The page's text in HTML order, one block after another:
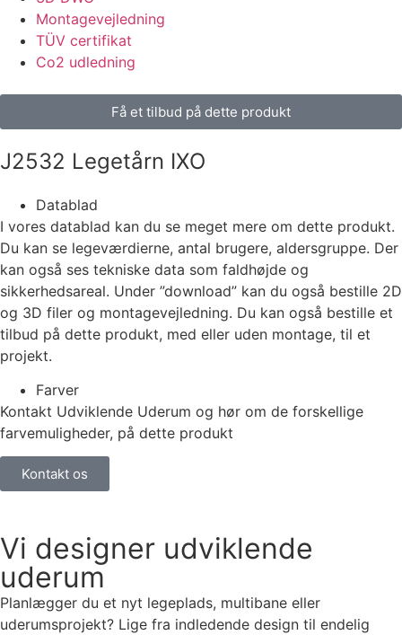
Montagevejledning
TÜV certifikat
Co2 udledning
Få et tilbud på dette produkt
J2532 Legetårn IXO
Datablad
I vores datablad kan du se meget mere om dette produkt.
Du kan se legeværdierne, antal brugere, aldersgruppe. Der
kan også ses tekniske data som faldhøjde og
sikkerhedsareal. Under ”download” kan du også bestille 2D
og 3D filer og montagevejledning. Du kan også bestille et
tilbud på dette produkt, med eller uden montage, til et
projekt.
Farver
Kontakt Udviklende Uderum og hør om de forskellige
farvemuligheder, på dette produkt
Kontakt os
Vi designer udviklende
uderum
Planlægger du et nyt legeplads, multibane eller
uderumsprojekt? Lige fra indledende design til endelig